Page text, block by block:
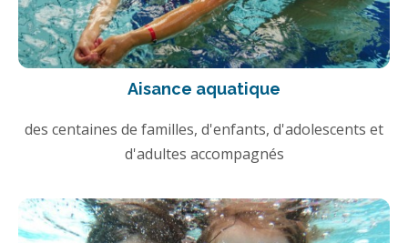
Aisance aquatique
des centaines de familles, d'enfants, d'adolescents et
d'adultes accompagnés